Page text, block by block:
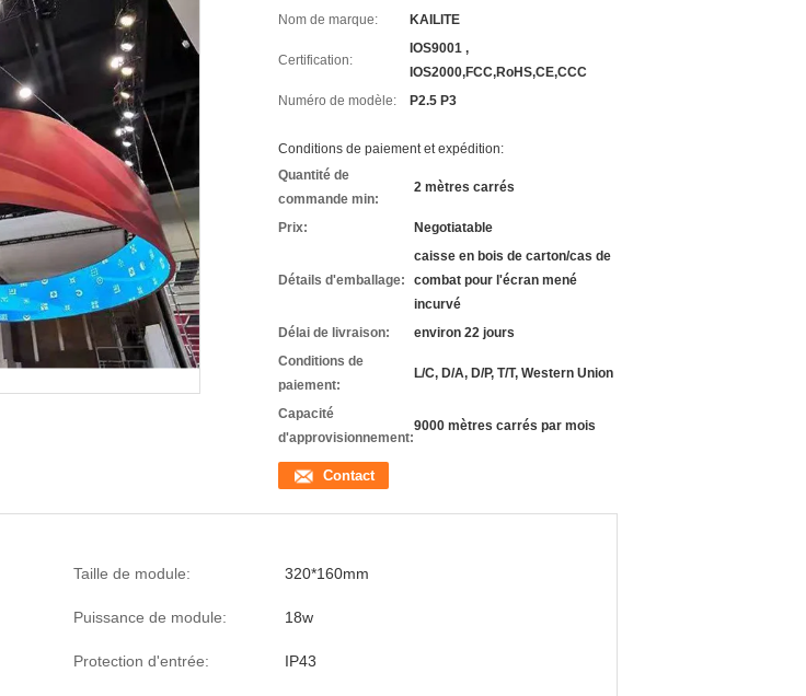
Nom de marque:
KAILITE
Certification:
IOS9001 ,
IOS2000,FCC,RoHS,CE,CCC
Numéro de modèle:
P2.5 P3
Conditions de paiement et expédition:
Quantité de
commande min:
2 mètres carrés
Prix: Negotiatable
Détails d'emballage:
caisse en bois de carton/cas de
combat pour l'écran mené
incurvé
Délai de livraison:
environ 22 jours
Conditions de
paiement:
L/C, D/A, D/P, T/T, Western Union
Capacité
d'approvisionnement:
9000 mètres carrés par mois
Contact
Taille de module: 320*160mm
Puissance de module: 18w
Protection d'entrée: IP43